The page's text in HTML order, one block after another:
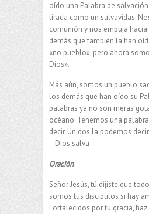
oído una Palabra de salvació
tirada como un salvavidas.
comunión y nos empuja
demás que también la han
«no pueblo», pero ahora
Dios».
Más aún, somos un pueblo
los demás que han oído su
palabras ya no son meras
océano. Tenemos una
decir. Unidos la podemos
–Dios salva–.
Oración
Señor Jesús, tú dijiste que
somos tus discípulos si hay
Fortalecidos por tu gracia,